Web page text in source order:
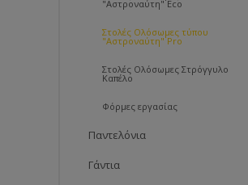
"Αστροναύτη" Eco
Στολές Ολόσωμες τύπου
"Αστροναύτη" Pro
Στολές Ολόσωμες Στρόγγυλο
Καπέλο
Φόρμες εργασίας
Παντελόνια
Γάντια